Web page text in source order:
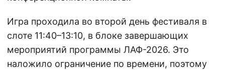
Игра проходила во второй день фестиваля в
слоте 11:40–13:10, в блоке завершающих
мероприятий программы ЛАФ-2026. Это
наложило ограничение по времени, поэтому